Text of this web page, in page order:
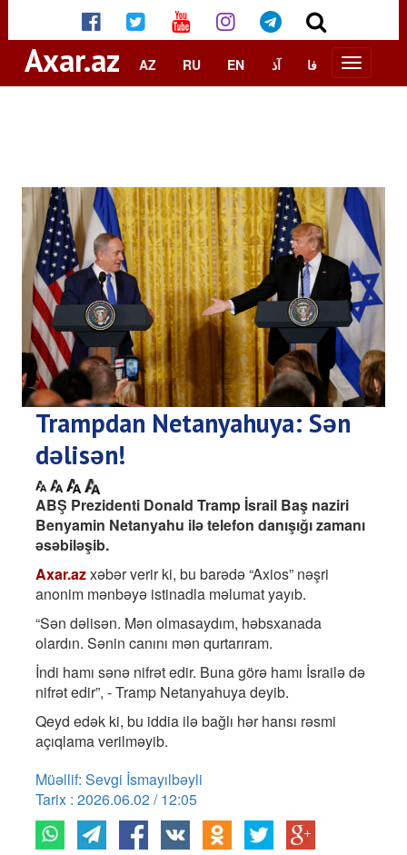
Axar.az AZ RU EN آذ فا
Trampdan Netanyahuya: Sən
dəlisən!
ABŞ Prezidenti Donald Tramp İsrail Baş naziri
Benyamin Netanyahu ilə telefon danışığı zamanı
əsəbiləşib.
Axar.azxəbər verir ki, bu barədə “Axios” nəşri
anonim mənbəyə istinadla məlumat yayıb.
“Sən dəlisən. Mən olmasaydım, həbsxanada
olardın. Sənin canını mən qurtarıram.
İndi hamı sənə nifrət edir. Buna görə hamı İsrailə də
nifrət edir”, - Tramp Netanyahuya deyib.
Qeyd edək ki, bu iddia ilə bağlı hər hansı rəsmi
açıqlama verilməyib.
Müəllif: Sevgi İsmayılbəyli
Tarix : 2026.06.02 / 12:05